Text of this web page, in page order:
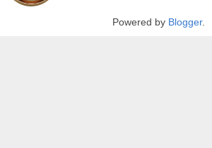
Powered by Blogger.